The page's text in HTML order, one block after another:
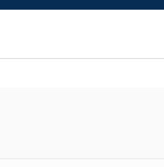
Ön değerlendirme randevusu